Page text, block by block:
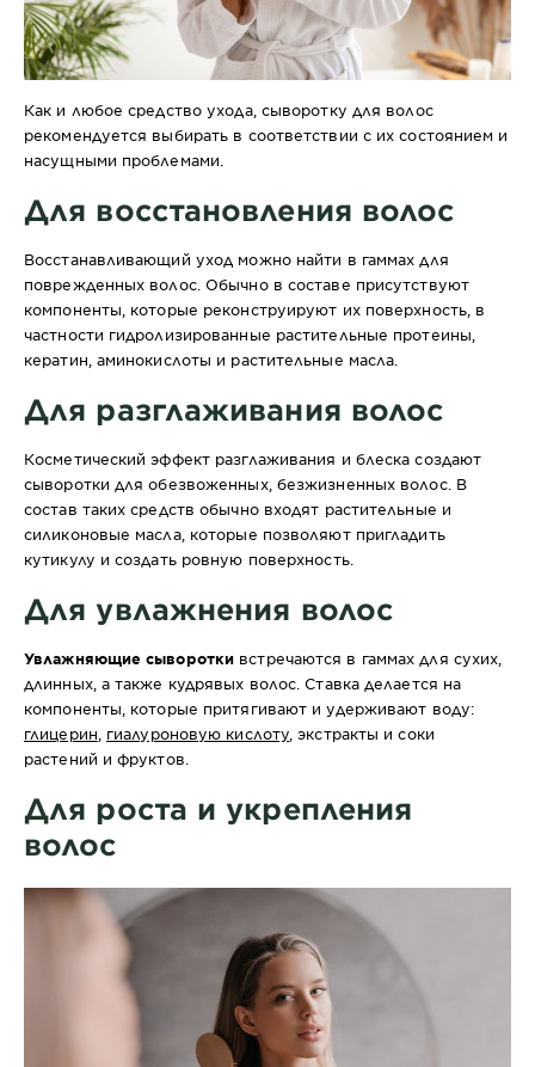
Как и любое средство ухода, сыворотку для волос
рекомендуется выбирать в соответствии с их состоянием и
насущными проблемами.
Для восстановления волос
Восстанавливающий уход можно найти в гаммах для
поврежденных волос. Обычно в составе присутствуют
компоненты, которые реконструируют их поверхность, в
частности гидролизированные растительные протеины,
кератин, аминокислоты и растительные масла.
Для разглаживания волос
Косметический эффект разглаживания и блеска создают
сыворотки для обезвоженных, безжизненных волос. В
состав таких средств обычно входят растительные и
силиконовые масла, которые позволяют пригладить
кутикулу и создать ровную поверхность.
Для увлажнения волос
Увлажняющие сыворотки встречаются в гаммах для сухих,
длинных, а также кудрявых волос. Ставка делается на
компоненты, которые притягивают и удерживают воду:
глицерин гиалуроновую кислоту , экстракты и соки
растений и фруктов.
Для роста и укрепления
волос